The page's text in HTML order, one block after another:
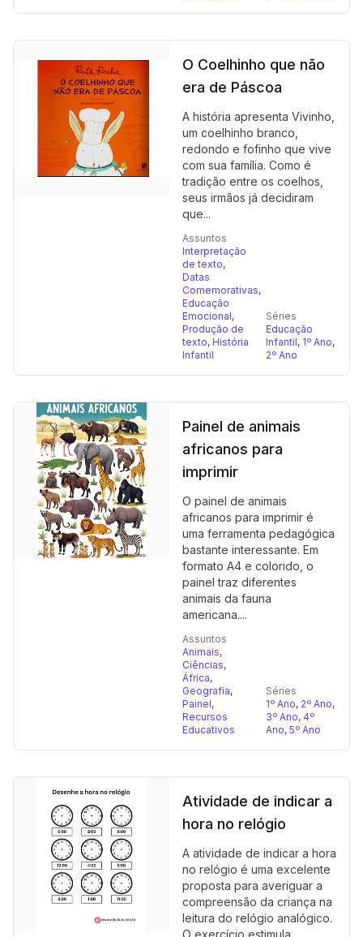
O Coelhinho que não
era de Páscoa
A história apresenta Vivinho,
um coelhinho branco,
redondo e fofinho que vive
com sua família. Como é
tradição entre os coelhos,
seus irmãos já decidiram
que...
Assuntos
Interpretação
de texto,
Datas
Comemorativas,
Educação
Emocional,
Produção de
texto, História
Infantil
Séries
Educação
Infantil, 1º Ano,
2º Ano
Painel de animais
africanos para
imprimir
O painel de animais
africanos para imprimir é
uma ferramenta pedagógica
bastante interessante. Em
formato A4 e colorido, o
painel traz diferentes
animais da fauna
americana....
Assuntos
Animais,
Ciências,
África,
Geografia,
Painel,
Recursos
Educativos
Séries
1º Ano, 2º Ano,
3º Ano, 4º
Ano, 5º Ano
Atividade de indicar a
hora no relógio
A atividade de indicar a hora
no relógio é uma excelente
proposta para averiguar a
compreensão da criança na
leitura do relógio analógico.
O exercício estimula...